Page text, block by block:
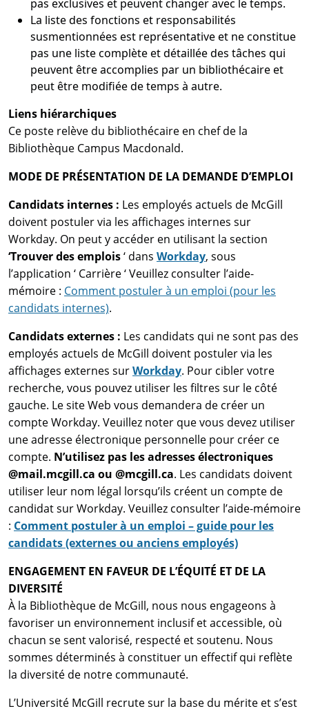
pas exclusives et peuvent changer avec le temps.
La liste des fonctions et responsabilités
susmentionnées est représentative et ne constitue
pas une liste complète et détaillée des tâches qui
peuvent être accomplies par un bibliothécaire et
peut être modifiée de temps à autre.
Liens hiérarchiques
Ce poste relève du bibliothécaire en chef de la
Bibliothèque Campus Macdonald.
MODE DE PRÉSENTATION DE LA DEMANDE D’EMPLOI
Candidats internes : Les employés actuels de McGill
doivent postuler via les affichages internes sur
Workday. On peut y accéder en utilisant la section
‘Trouver des emplois‘ dans Workday, sous
l’application ‘ Carrière ‘ Veuillez consulter l’aide-
mémoire : Comment postuler à un emploi (pour les
candidats internes).
Candidats externes : Les candidats qui ne sont pas des
employés actuels de McGill doivent postuler via les
affichages externes surWorkday. Pour cibler votre
recherche, vous pouvez utiliser les filtres sur le côté
gauche. Le site Web vous demandera de créer un
compte Workday. Veuillez noter que vous devez utiliser
une adresse électronique personnelle pour créer ce
compte. N’utilisez pas les adresses électroniques
@mail.mcgill.ca ou @mcgill.ca. Les candidats doivent
utiliser leur nom légal lorsqu’ils créent un compte de
candidat sur Workday. Veuillez consulter l’aide-mémoire
: Comment postuler à un emploi – guide pour les
candidats (externes ou anciens employés)
ENGAGEMENT EN FAVEUR DE L’ÉQUITÉ ET DE LA
DIVERSITÉ
À la Bibliothèque de McGill, nous nous engageons à
favoriser un environnement inclusif et accessible, où
chacun se sent valorisé, respecté et soutenu. Nous
sommes déterminés à constituer un effectif qui reflète
la diversité de notre communauté.
L’Université McGill recrute sur la base du mérite et s’est